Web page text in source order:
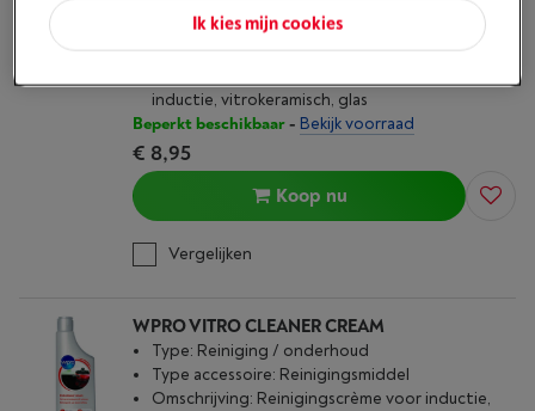
Type: Reiniging / onderhoud
inductie, vitrokeramisch, glas
Beperkt beschikbaar- Bekijk voorraad
€ 8,95
Koop nu
Vergelijken
WPRO VITRO CLEANER CREAM
Type: Reiniging / onderhoud
Type accessoire: Reinigingsmiddel
Omschrijving: Reinigingscrème voor inductie,
Ik kies mijn cookies